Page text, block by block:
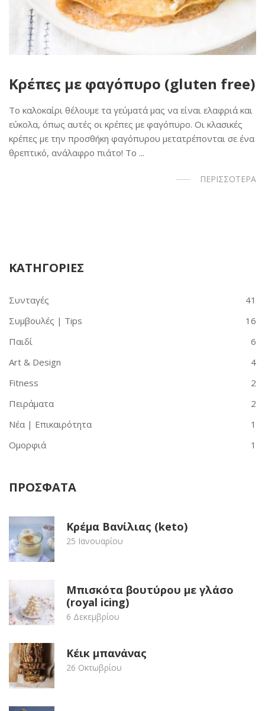
Κρέπες με φαγόπυρο (gluten free)
Το καλοκαίρι θέλουμε τα γεύματά μας να είναι ελαφριά και
εύκολα, όπως αυτές οι κρέπες με φαγόπυρο. Οι κλασικές
κρέπες με την προσθήκη φαγόπυρου μετατρέπονται σε ένα
θρεπτικό, ανάλαφρο πιάτο! Το ...
ΠΕΡΙΣΣΟΤΕΡΑ
ΚΑΤΗΓΟΡΙΕΣ
Συνταγές
41
Συμβουλές | Tips
16
Παιδί
6
Art & Design
4
Fitness
2
Πειράματα
2
Νέα | Επικαιρότητα
1
Ομορφιά
1
ΠΡΟΣΦΑΤΑ
Κρέμα Βανίλιας (keto)
25 Ιανουαρίου
Μπισκότα βουτύρου με γλάσο
(royal icing)
6 Δεκεμβρίου
Κέικ μπανάνας
26 Οκτωβρίου